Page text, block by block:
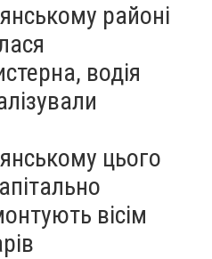
районі
водія
цього
вісім